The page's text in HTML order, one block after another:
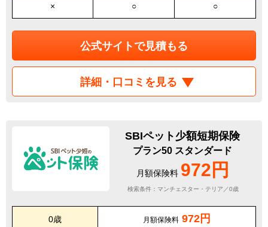
× ○ ○
公式サイトで見積もる
詳細・口コミを見る
SBIペット少額短期保険
プラン50 スタンダード
月額保険料 972円
検索条件：マンチェスター・テリア／0歳
0歳 月額保険料 972円